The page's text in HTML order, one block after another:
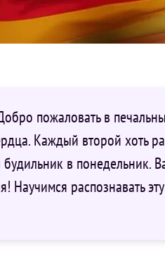
пожаловать в
Каждый второй хоть
будильник в понедельник.
Научимся распознавать